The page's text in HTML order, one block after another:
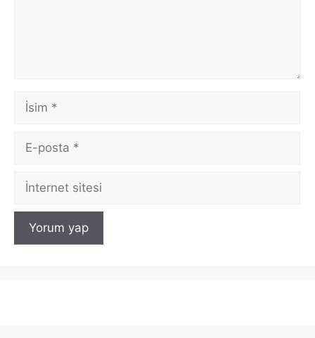
İsim
posta
İnternet